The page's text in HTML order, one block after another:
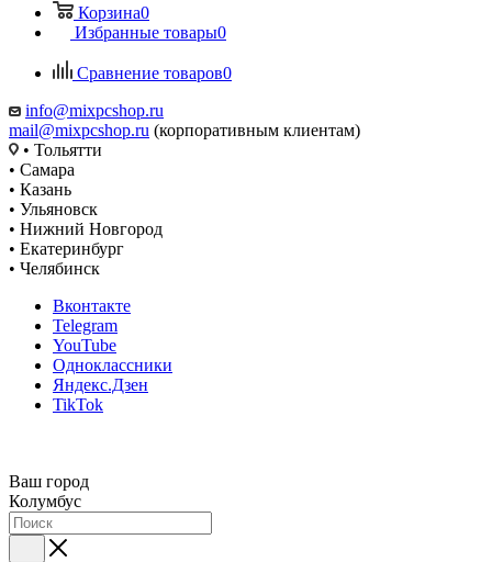
Корзина0
Избранные товары0
Сравнение товаров0
info@mixpcshop.ru
mail@mixpcshop.ru (корпоративным клиентам)
• Тольятти
• Самара
• Казань
• Ульяновск
• Нижний Новгород
• Екатеринбург
• Челябинск
Вконтакте
Telegram
YouTube
Одноклассники
Яндекс.Дзен
TikTok
Ваш город
Колумбус